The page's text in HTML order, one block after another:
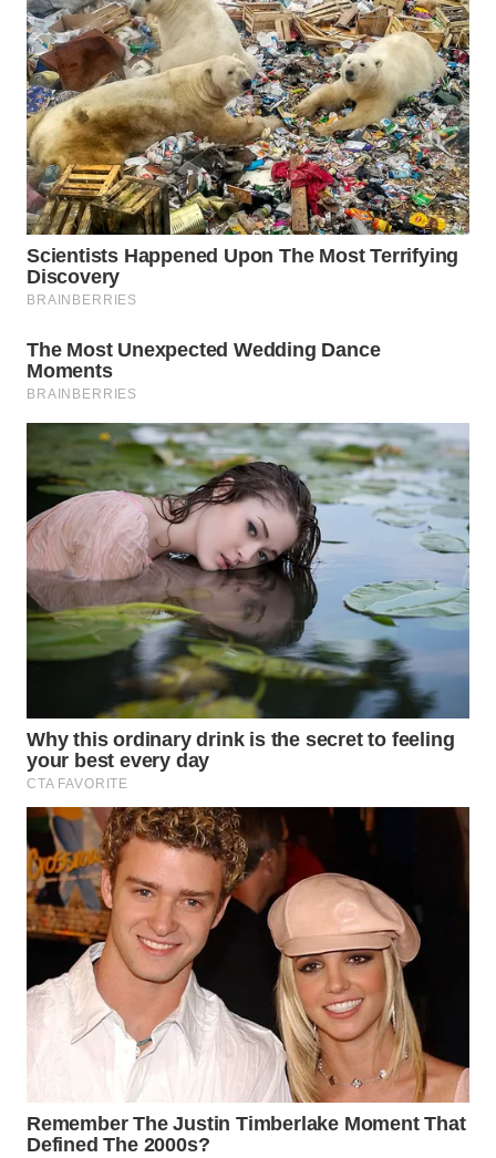
SUMEDANG
WN
CIANJUR
WN
KEPULAUAN
SERIBU
WN
TANGERANG
WN
BINJAI
WN
CIREBON
WN
INDRAMAYU
KUNINGAN
MAJALENGKA
WN
SUBANG
WN
SUKABUMI
WN
PURWAKARTA
WN
PRIANGAN
SEMARANG